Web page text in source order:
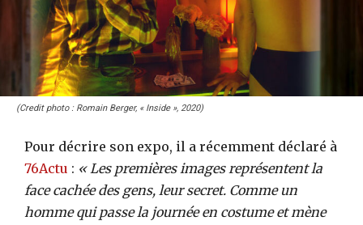
(Credit photo : Romain Berger, « Inside », 2020)
Pour décrire son expo, il a récemment déclaré à
76Actu : « Les premières images représentent la
face cachée des gens, leur secret. Comme un
homme qui passe la journée en costume et mène